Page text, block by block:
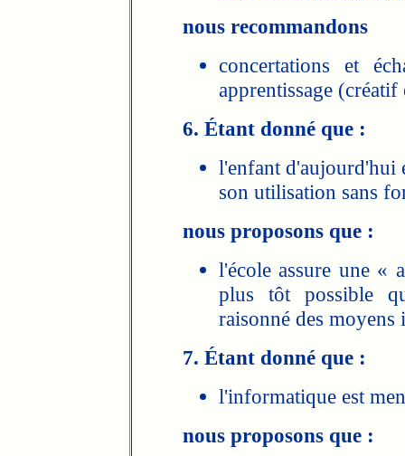
nous recommandons
concertations et
apprentissage
6. Étant donné que :
l'enfant d'aujourd'hui
son utilisation sans
nous proposons que :
l'école assure une «
plus tôt possible
raisonné des
7. Étant donné que :
l'informatique est
nous proposons que :